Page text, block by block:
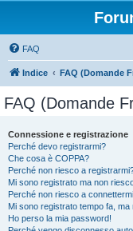
FAQ
Indice FAQ (Domande
FAQ (Domande
Connessione e registrazione
Perché devo registrarmi?
Che cosa è COPPA?
Perché non riesco a
Mi sono registrato ma non
Perché non riesco a
Mi sono registrato tempo fa,
Ho perso la mia password!